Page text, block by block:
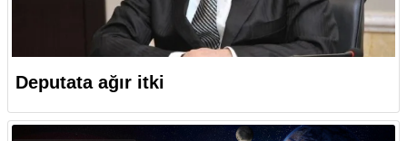
Deputata ağır itki